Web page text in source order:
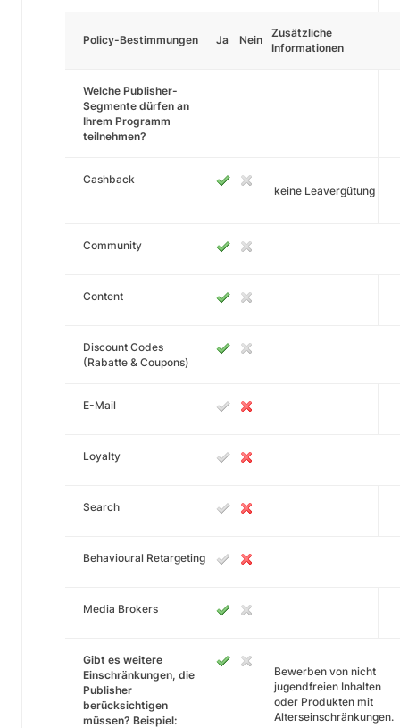
Policy-Bestimmungen Ja Nein
Zusätzliche
Informationen
Welche Publisher-
Segmente dürfen an
Ihrem Programm
teilnehmen?
Cashback
keine Leavergütung
Community
Content
Discount Codes
(Rabatte & Coupons)
E-Mail
Loyalty
Search
Behavioural Retargeting
Media Brokers
Gibt es weitere
Einschränkungen, die
Publisher
berücksichtigen
müssen? Beispiel:
Bewerben von nicht
jugendfreien Inhalten
oder Produkten mit
Alterseinschränkungen.